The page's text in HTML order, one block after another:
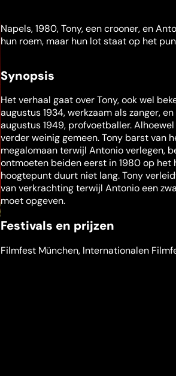
Napels, 1980, Tony, een crooner, en
hun roem, maar hun lot staat op het
Synopsis
Het verhaal gaat over Tony, ook wel
augustus 1934, werkzaam als zanger,
augustus 1949, profvoetballer.
verder weinig gemeen. Tony barst van
megalomaan terwijl Antonio verlegen,
ontmoeten beiden eerst in 1980 op
hoogtepunt duurt niet lang. Tony
van verkrachting terwijl Antonio een
moet opgeven.
Festivals en prijzen
Filmfest München, Internationalen